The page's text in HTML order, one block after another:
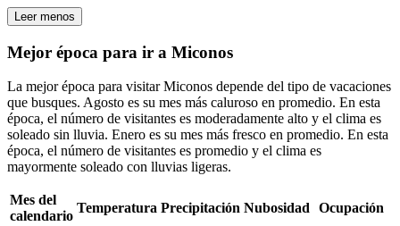
Leer menos
Mejor época para ir a Miconos
La mejor época para visitar Miconos depende del tipo de vacaciones
que busques. Agosto es su mes más caluroso en promedio. En esta
época, el número de visitantes es moderadamente alto y el clima es
soleado sin lluvia. Enero es su mes más fresco en promedio. En esta
época, el número de visitantes es promedio y el clima es
mayormente soleado con lluvias ligeras.
Mes del
calendario
Temperatura Precipitación Nubosidad Ocupación